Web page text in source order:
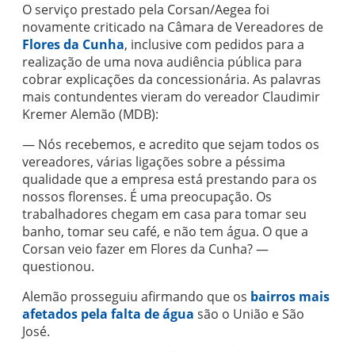
O serviço prestado pela Corsan/Aegea foi
novamente criticado na Câmara de Vereadores de
Flores da Cunha, inclusive com pedidos para a
realização de uma nova audiência pública para
cobrar explicações da concessionária. As palavras
mais contundentes vieram do vereador Claudimir
Kremer Alemão (MDB):
— Nós recebemos, e acredito que sejam todos os
vereadores, várias ligações sobre a péssima
qualidade que a empresa está prestando para os
nossos florenses. É uma preocupação. Os
trabalhadores chegam em casa para tomar seu
banho, tomar seu café, e não tem água. O que a
Corsan veio fazer em Flores da Cunha? —
questionou.
Alemão prosseguiu afirmando que os bairros mais
afetados pela falta de água são o União e São
José.